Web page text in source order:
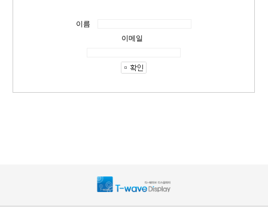
이름
이메일